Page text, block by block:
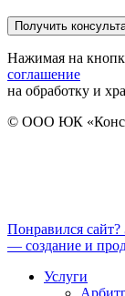
Нажимая на
соглашение
на обработку и
© ООО ЮК
Понравился сайт?
— создание и
Услуги